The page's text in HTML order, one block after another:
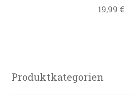
19,99 €
Produktkategorien